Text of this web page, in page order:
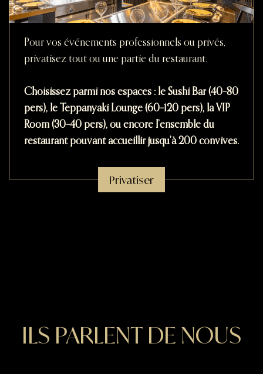
Pour vos événements professionnels ou privés,
privatisez tout ou une partie du restaurant.
Choisissez parmi nos espaces : le Sushi Bar(40–80
pers), le Teppanyaki Lounge (60–120 pers), la VIP
Room (30–40 pers), ou encore l’ensemble du
restaurantpouvant accueillir jusqu’à 200 convives.
Privatiser
ILS PARLENT DE NOUS